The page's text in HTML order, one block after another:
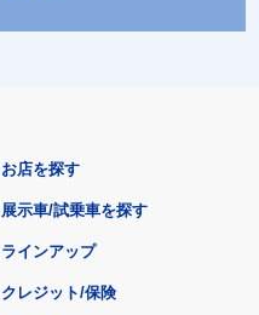
お店を探す
展示車/試乗車を探す
ラインアップ
クレジット/保険